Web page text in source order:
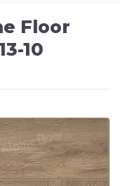
Floor
10